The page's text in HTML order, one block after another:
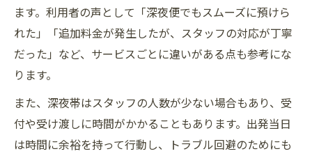
ます。利用者の声として「深夜便でもスムーズに預けら
れた」「追加料金が発生したが、スタッフの対応が丁寧
だった」など、サービスごとに違いがある点も参考にな
ります。
また、深夜帯はスタッフの人数が少ない場合もあり、受
付や受け渡しに時間がかかることもあります。出発当日
は時間に余裕を持って行動し、トラブル回避のためにも